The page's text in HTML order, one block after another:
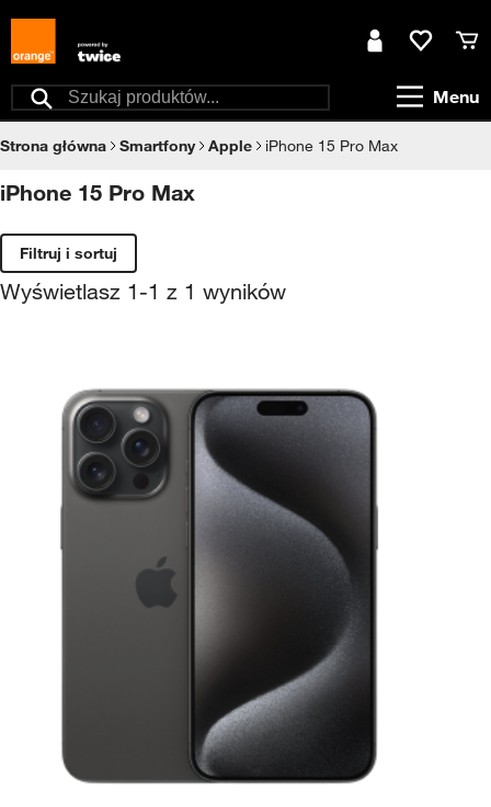
Przejdź do treści
Menu
Szukaj
Moje kontoUlubione
Strona główna Smartfony Apple iPhone 15 Pro Max
iPhone 15 Pro Max
Filtruj i sortuj
Wyświetlasz 1-1 z 1 wyników